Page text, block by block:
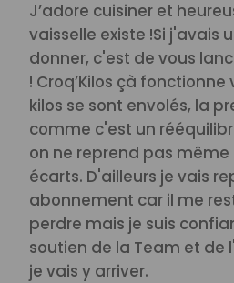
J’adore cuisiner et
vaisselle existe !Si j'avais
donner, c'est de vous
! Croq’Kilos çà
kilos se sont envolés, la
comme c'est un
on ne reprend pas
écarts. D'ailleurs je vais
abonnement car il me
perdre mais je suis
soutien de la Team et de
je vais y arriver.